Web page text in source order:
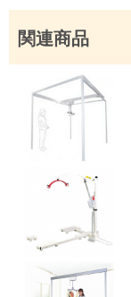
関連商品